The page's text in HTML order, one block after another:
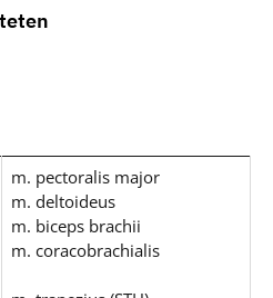
m. pectoralis major
m. deltoideus
m. biceps brachii
m. coracobrachialis